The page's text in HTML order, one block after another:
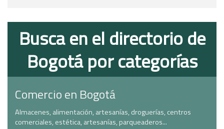
Busca en el directorio de
Bogotá por categorías
Comercio en Bogotá
Almacenes, alimentación, artesanías, droguerías, centros
comerciales, estética, artesanías, parqueaderos...